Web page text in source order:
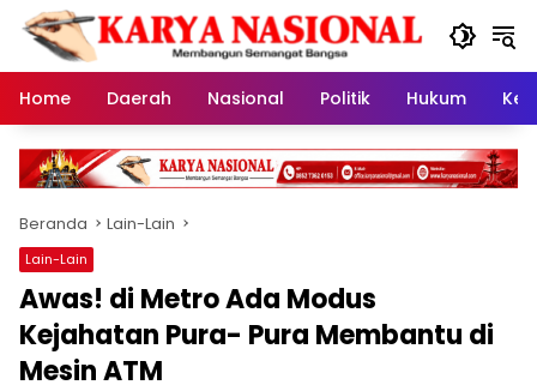
Langsung
konten
Home
Daerah Nasional Politik Hukum
Beranda Lain-Lain
Lain-Lain
Awas! di Metro Ada Modus
Kejahatan Pura- Pura Membantu di
Mesin ATM